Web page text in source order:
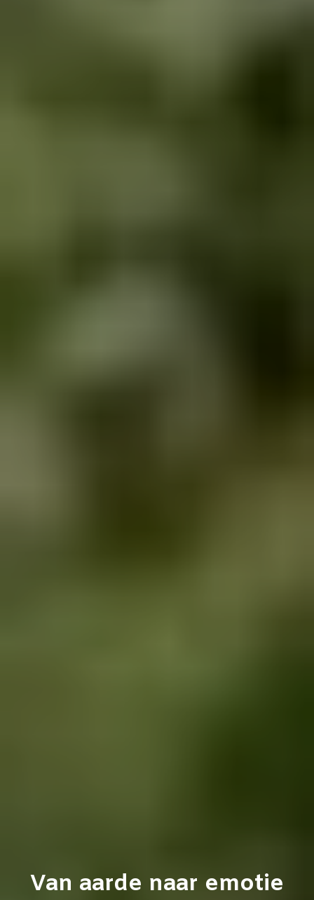
Van aarde naar emotie